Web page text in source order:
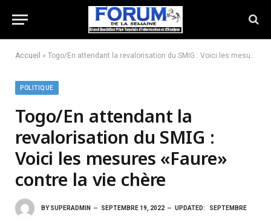
Accueil » Togo/En attendant la revalorisation du SMIG : Voici les mesures «Faure» contre la vie chère
POLITIQUE
Togo/En attendant la
revalorisation du SMIG :
Voici les mesures «Faure»
contre la vie chère
BY SUPERADMIN SEPTEMBRE 19, 2022 UPDATED: SEPTEMBRE